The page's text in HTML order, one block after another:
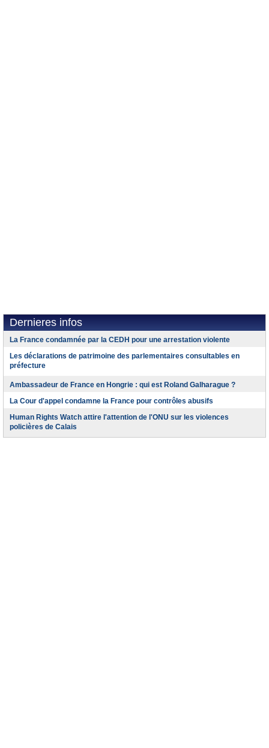
Dernieres infos
La France condamnée par la CEDH pour une arrestation violente
Les déclarations de patrimoine des parlementaires consultables en
préfecture
Ambassadeur de France en Hongrie : qui est Roland Galharague ?
La Cour d'appel condamne la France pour contrôles abusifs
Human Rights Watch attire l'attention de l'ONU sur les violences
policières de Calais